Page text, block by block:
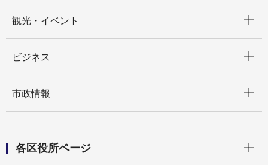
観光・イベント
ビジネス
市政情報
各区役所ページ